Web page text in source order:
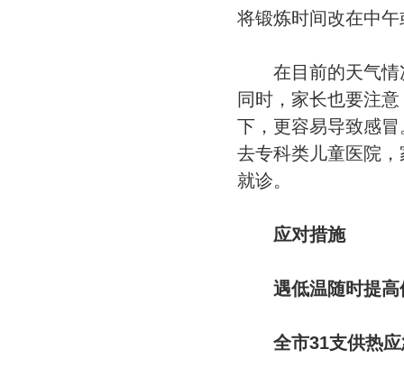
将锻炼时间改在中
在目前的天气情
同时，家长也要注
下，更容易导致感
去专科类儿童医院
就诊。
应对措施
遇低温随时提高
全市31支供热应